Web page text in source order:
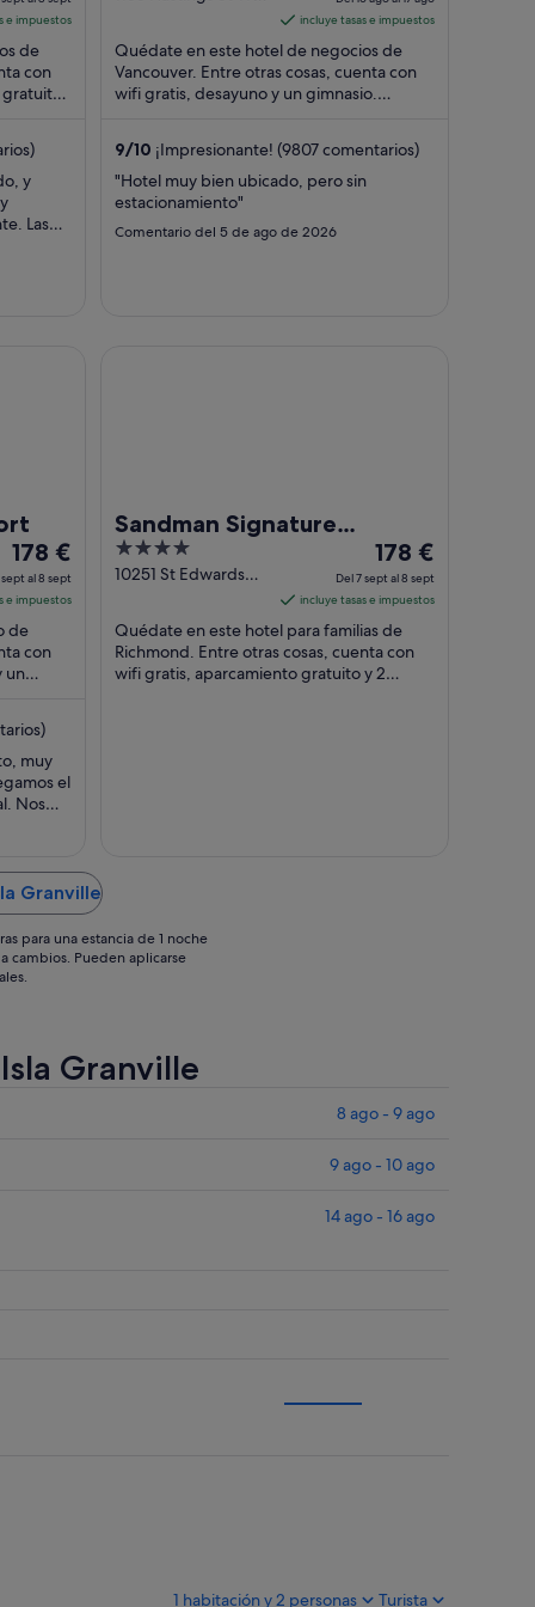
es
de
172 €
por
del
sept
al
e impuestos
de
con
gratuito
y
Las
5
es
de
279 €
por
del
incluye tasas e impuestos
Quédate en este hotel de negocios de
Vancouver. Entre otras cosas, cuenta con
wifi gratis, desayuno y un gimnasio.
9/10 ¡Impresionante! (9807 comentarios)
"Hotel muy bien ubicado, pero sin
estacionamiento"
Comentario del 5 de ago de 2026
El
precio
es
de
178 €
por
del
sept
al
178 €
sept al 8 sept
e impuestos
de
con
un
muy
el
Nos
y
Sandman Signature
Vancouver Airport Hotel &
Resort
4
out
5
10251 St Edwards
El
precio
es
de
178 €
por
178 €
Del 7 sept al 8 sept
incluye tasas e impuestos
Quédate en este hotel para familias de
Richmond. Entre otras cosas, cuenta con
wifi gratis, aparcamiento gratuito y 2
Granville
para una estancia de 1 noche
cambios. Pueden aplicarse
Granville
8 ago - 9 ago
9 ago - 10 ago
14 ago - 16 ago
1 habitación y 2 personas Turista